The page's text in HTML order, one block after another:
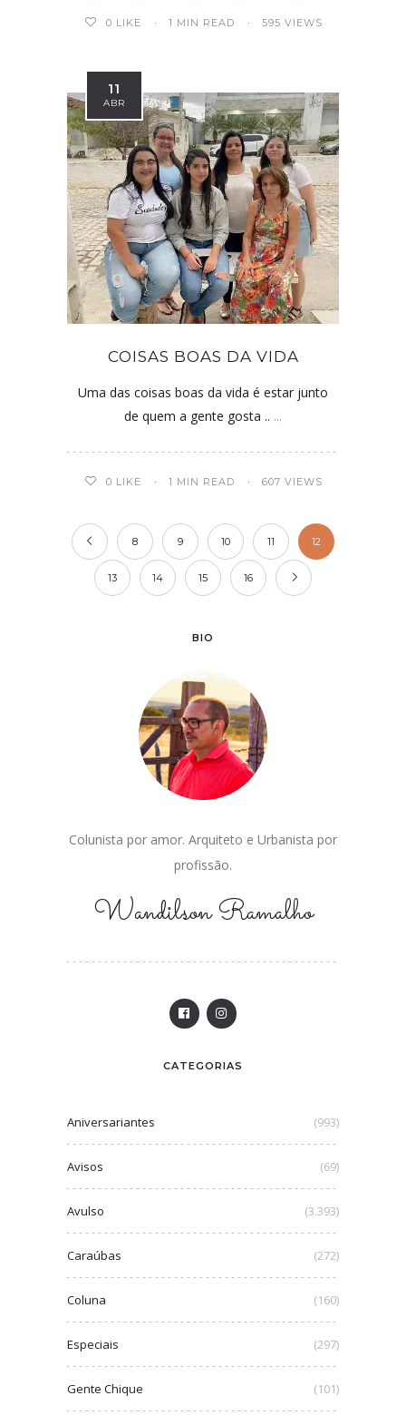
0 LIKE 1 MIN READ 595 VIEWS
11
ABR
COISAS BOAS DA VIDA
Uma das coisas boas da vida é estar junto
de quem a gente gosta .. ...
0 LIKE 1 MIN READ 607 VIEWS
8 9 10 11 12
13 14 15 16
BIO
Colunista por amor. Arquiteto e Urbanista por
profissão.
Wandilson Ramalho
CATEGORIAS
Aniversariantes (993)
Avisos (69)
Avulso (3.393)
Caraúbas (272)
Coluna (160)
Especiais (297)
Gente Chique (101)